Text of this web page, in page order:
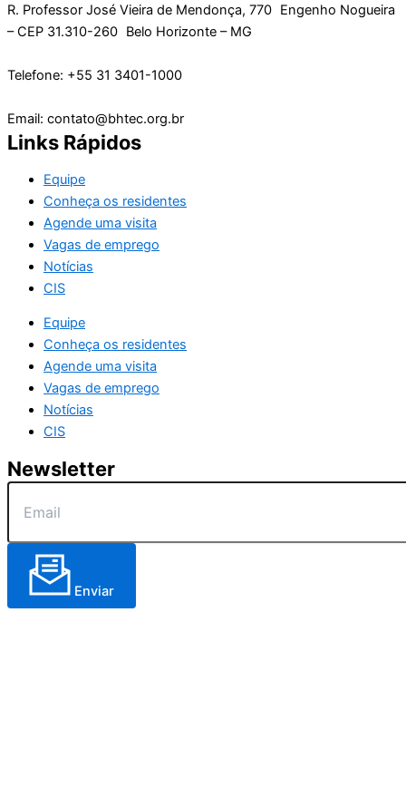
R. Professor José Vieira de Mendonça, 770 Engenho Nogueira
– CEP 31.310-260 Belo Horizonte – MG
Telefone: +55 31 3401-1000
Email: contato@bhtec.org.br
Links Rápidos
Equipe
Conheça os residentes
Agende uma visita
Vagas de emprego
Notícias
CIS
Equipe
Conheça os residentes
Agende uma visita
Vagas de emprego
Notícias
CIS
Newsletter
Enviar